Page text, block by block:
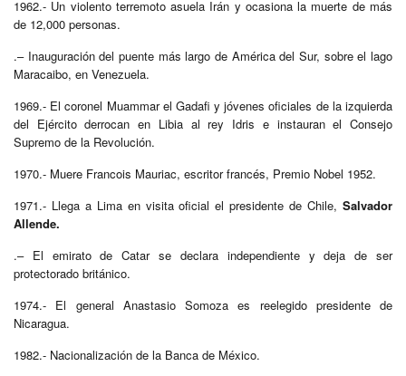
1962.- Un violento terremoto asuela Irán y ocasiona la muerte de más
de 12,000 personas.
.– Inauguración del puente más largo de América del Sur, sobre el lago
Maracaibo, en Venezuela.
1969.- El coronel Muammar el Gadafi y jóvenes oficiales de la izquierda
del Ejército derrocan en Libia al rey Idris e instauran el Consejo
Supremo de la Revolución.
1970.- Muere Francois Mauriac, escritor francés, Premio Nobel 1952.
1971.- Llega a Lima en visita oficial el presidente de Chile, Salvador
Allende.
.– El emirato de Catar se declara independiente y deja de ser
protectorado británico.
1974.- El general Anastasio Somoza es reelegido presidente de
Nicaragua.
1982.- Nacionalización de la Banca de México.